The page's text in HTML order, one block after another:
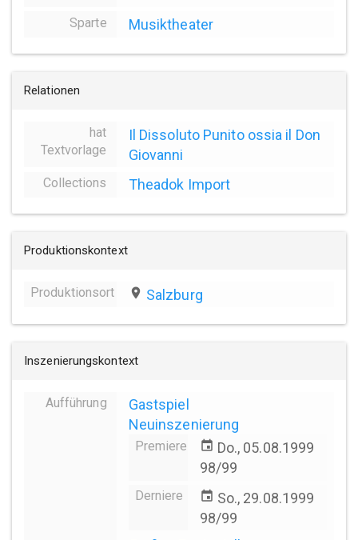
Sparte Musiktheater
Relationen
hat
Textvorlage
Il Dissoluto Punito ossia il Don
Giovanni
Collections Theadok Import
Produktionskontext
Produktionsort place Salzburg
Inszenierungskontext
Aufführung
Gastspiel
Neuinszenierung
Premiere event Do., 05.08.1999
98/99
Derniere event So., 29.08.1999
98/99